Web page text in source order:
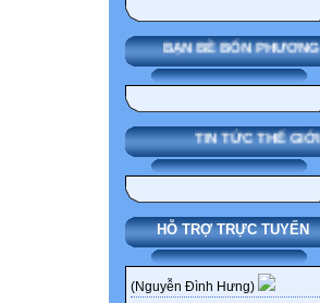
BẠN BÈ BỐN PHƯƠNG
TIN TỨC THẾ GIỚI
HỖ TRỢ TRỰC TUYẾN
(Nguyễn Đình Hưng)